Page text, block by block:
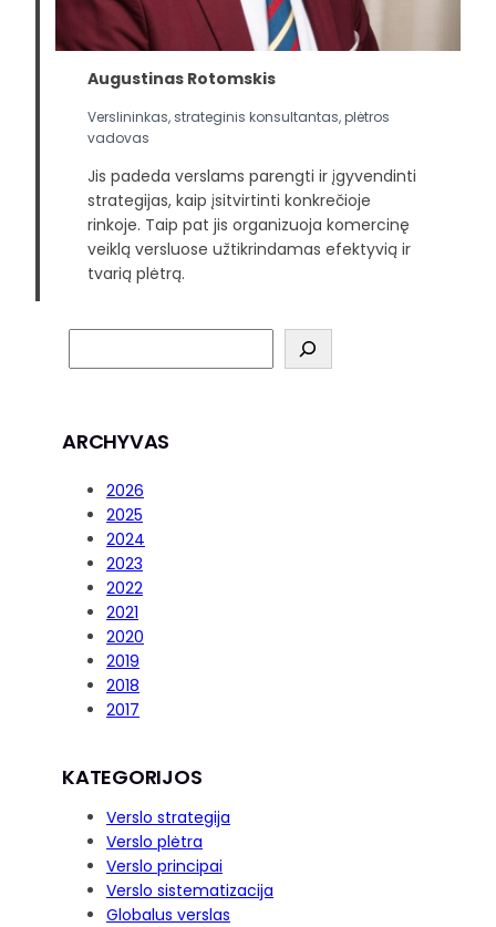
Augustinas Rotomskis
Verslininkas, strateginis konsultantas, plėtros
vadovas
Jis padeda verslams parengti ir įgyvendinti
strategijas, kaip įsitvirtinti konkrečioje
rinkoje. Taip pat jis organizuoja komercinę
veiklą versluose užtikrindamas efektyvią ir
tvarią plėtrą.
ARCHYVAS
2026
2025
2024
2023
2022
2021
2020
2019
2018
2017
KATEGORIJOS
Verslo strategija
Verslo plėtra
Verslo principai
Verslo sistematizacija
Globalus verslas